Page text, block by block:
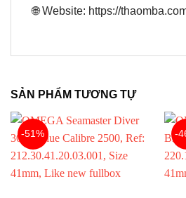
🌐 Website: https://
SẢN PHẨM TƯƠNG TỰ
-51% -